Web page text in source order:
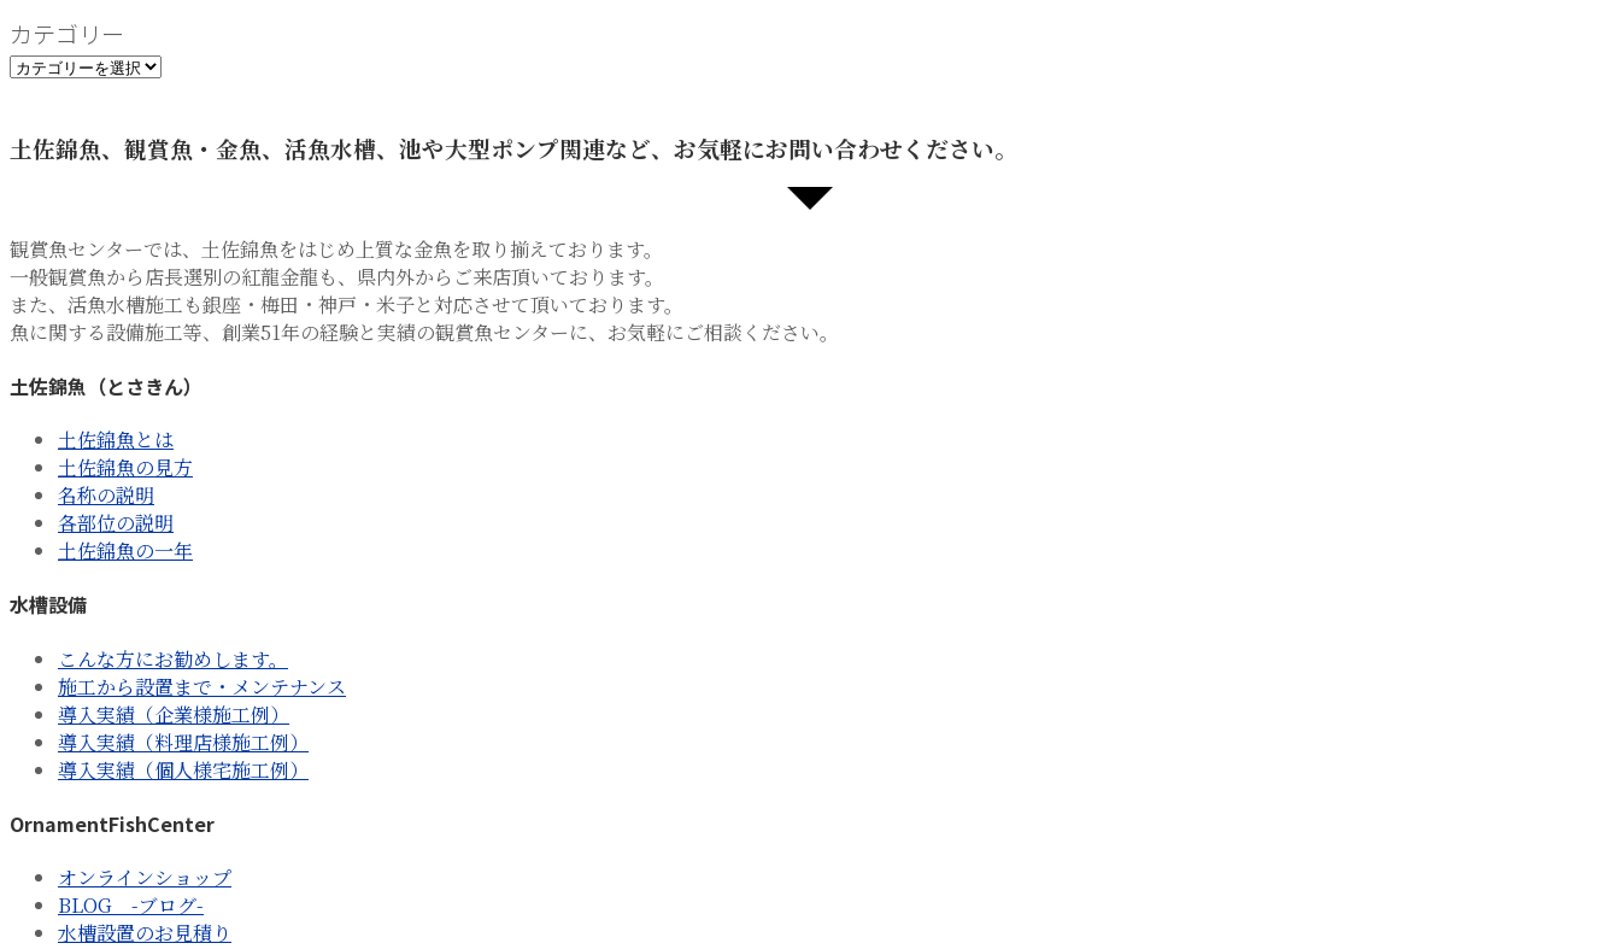
カテゴリー
カ
リ
土佐錦魚、観賞魚・金魚、活魚水槽、池や大型ポンプ関連など、お気軽にお問い合わせください。
観賞魚センターでは、土佐錦魚をはじめ上質な金魚を取り揃えております。
一般観賞魚から店長選別の紅龍金龍も、県内外からご来店頂いております。
また、活魚水槽施工も銀座・梅田・神戸・米子と対応させて頂いております。
魚に関する設備施工等、創業51年の経験と実績の観賞魚センターに、お気軽にご相談ください。
土佐錦魚（とさきん）
土佐錦魚とは
土佐錦魚の見方
名称の説明
各部位の説明
土佐錦魚の一年
水槽設備
こんな方にお勧めします。
施工から設置まで・メンテナンス
導入実績（企業様施工例）
導入実績（料理店様施工例）
導入実績（個人様宅施工例）
OrnamentFishCenter
オンラインショップ
BLOG -ブログ-
水槽設置のお見積り